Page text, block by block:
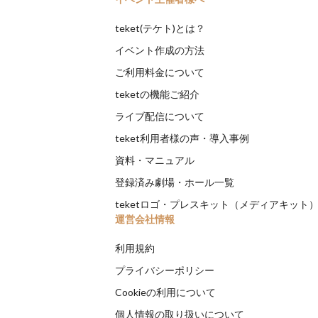
teket(テケト)とは？
イベント作成の方法
ご利用料金について
teketの機能ご紹介
ライブ配信について
teket利用者様の声・導入事例
資料・マニュアル
登録済み劇場・ホール一覧
teketロゴ・プレスキット（メディアキット）
運営会社情報
利用規約
プライバシーポリシー
Cookieの利用について
個人情報の取り扱いについて